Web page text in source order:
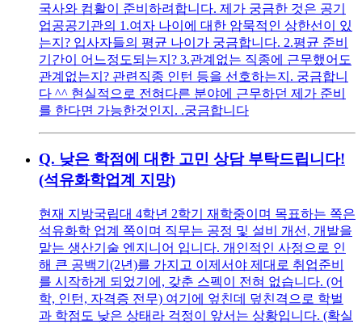
국사와 컴활이 준비하려합니다. 제가 궁금한 것은 공기
업공공기관의 1.여자 나이에 대한 암묵적인 상한선이 있
는지? 입사자들의 평균 나이가 궁금합니다. 2.평균 준비
기간이 어느정도되는지? 3.관계없는 직종에 근무했어도
관계없는지? 관련직종 인턴 등을 선호하는지. 궁금합니
다 ^^ 현실적으로 전혀다른 분야에 근무하던 제가 준비
를 한다면 가능한것인지. .궁금합니다
Q. 낮은 학점에 대한 고민 상담 부탁드립니다!
(석유화학업계 지망)
현재 지방국립대 4학년 2학기 재학중이며 목표하는 쪽은
석유화학 업계 쪽이며 직무는 공정 및 설비 개선, 개발을
맡는 생산기술 엔지니어 입니다. 개인적인 사정으로 인
해 큰 공백기(2년)를 가지고 이제서야 제대로 취업준비
를 시작하게 되었기에, 갖춘 스펙이 전혀 없습니다. (어
학, 인턴, 자격증 전무) 여기에 엎친데 덮친격으로 학벌
과 학점도 낮은 상태라 걱정이 앞서는 상황입니다. (확실